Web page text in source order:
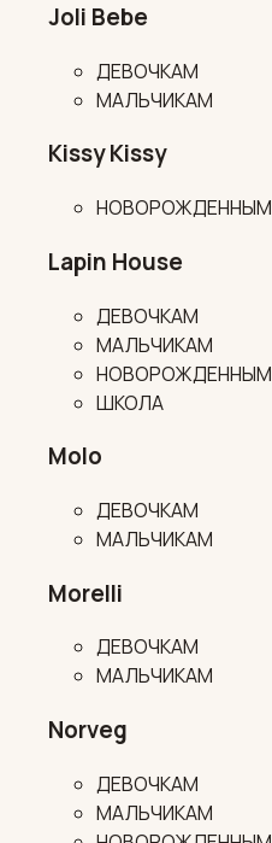
Joli Bebe
ДЕВОЧКАМ
МАЛЬЧИКАМ
Kissy Kissy
НОВОРОЖДЕННЫМ
Lapin House
ДЕВОЧКАМ
МАЛЬЧИКАМ
НОВОРОЖДЕННЫМ
ШКОЛА
Molo
ДЕВОЧКАМ
МАЛЬЧИКАМ
Morelli
ДЕВОЧКАМ
МАЛЬЧИКАМ
Norveg
ДЕВОЧКАМ
МАЛЬЧИКАМ